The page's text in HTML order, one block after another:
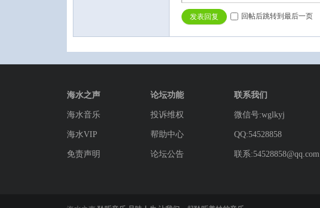
发表回复 回帖后跳转到最后一页
海水之声
海水音乐
海水VIP
免责声明
论坛功能
投诉维权
帮助中心
论坛公告
联系我们
微信号:wglkyj
QQ:54528858
联系:54528858@qq.com